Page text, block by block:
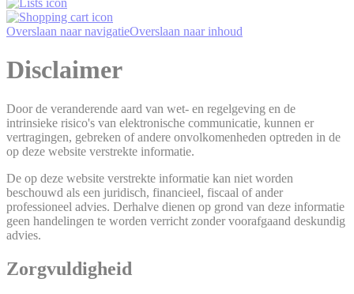
Overslaan naar navigatieOverslaan naar inhoud
Disclaimer
Door de veranderende aard van wet- en regelgeving en de
intrinsieke risico's van elektronische communicatie, kunnen er
vertragingen, gebreken of andere onvolkomenheden optreden in de
op deze website verstrekte informatie.
De op deze website verstrekte informatie kan niet worden
beschouwd als een juridisch, financieel, fiscaal of ander
professioneel advies. Derhalve dienen op grond van deze informatie
geen handelingen te worden verricht zonder voorafgaand deskundig
advies.
Zorgvuldigheid